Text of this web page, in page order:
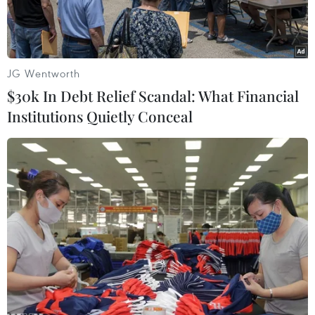
Thủ tướng Ấn Độ Narendra Modi (trái) và Chủ tịch Trung Quốc
Tập Cận Bình tại cuộc gặp ở Thiên Tân, Trung Quốc ngày
31/8/2025. (Ảnh: ANI/TTXVN)
Ngày 31/8, Thủ tướng Ấn Độ Narendra Modi đã
hội kiến Chủ tịch Trung Quốc Tập Cận Bình
JG Wentworth
$30k In Debt Relief Scandal: What Financial
Institutions Quietly Conceal